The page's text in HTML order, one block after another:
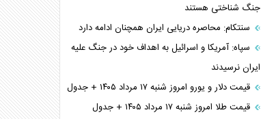
جنگ شناختی هستند
سنتکام: محاصره دریایی ایران همچنان ادامه دارد
سپاه: آمریکا و اسرائیل به اهداف خود در جنگ علیه
ایران نرسیدند
قیمت دلار و یورو امروز شنبه ۱۷ مرداد ۱۴۰۵ + جدول
قیمت طلا امروز شنبه ۱۷ مرداد ۱۴۰۵ + جدول